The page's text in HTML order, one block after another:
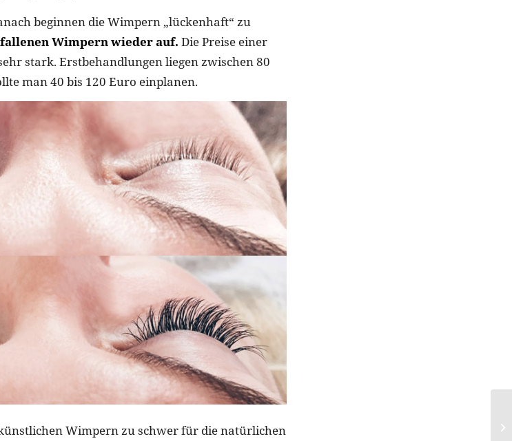
beginnen die Wimpern „lückenhaft“ zu
Wimpern wieder auf. Die Preise einer
stark. Erstbehandlungen liegen zwischen 80
man 40 bis 120 Euro einplanen.
Wimpern zu schwer für die natürlichen